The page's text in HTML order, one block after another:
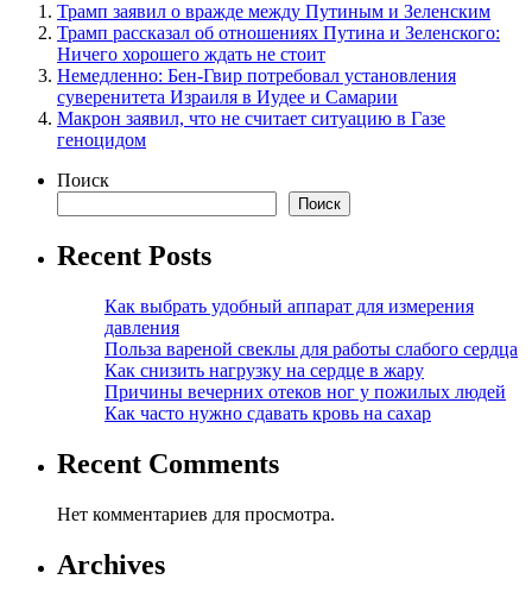
Трамп заявил о вражде между Путиным и Зеленским
Трамп рассказал об отношениях Путина и Зеленского:
Ничего хорошего ждать не стоит
Немедленно: Бен-Гвир потребовал установления
суверенитета Израиля в Иудее и Самарии
Макрон заявил, что не считает ситуацию в Газе
геноцидом
Поиск
Поиск
Recent Posts
Как выбрать удобный аппарат для измерения
давления
Польза вареной свеклы для работы слабого сердца
Как снизить нагрузку на сердце в жару
Причины вечерних отеков ног у пожилых людей
Как часто нужно сдавать кровь на сахар
Recent Comments
Нет комментариев для просмотра.
Archives